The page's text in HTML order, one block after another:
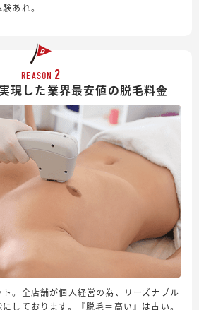
あれ。
REASON 2
現した業界最安値の脱毛料金
。全店舗が個人経営の為、リーズナブル
しております。『脱毛＝高い』は古い。